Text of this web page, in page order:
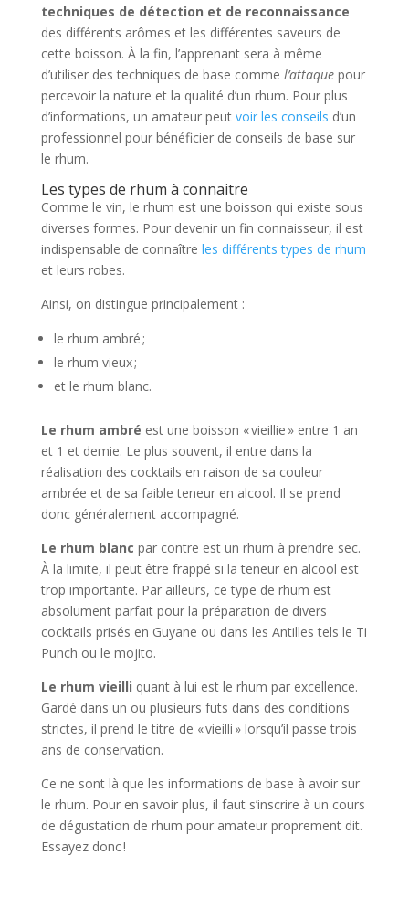
techniques de détection et de reconnaissance
des différents arômes et les différentes saveurs de
cette boisson. À la fin, l’apprenant sera à même
d’utiliser des techniques de base comme l’attaquepour
percevoir la nature et la qualité d’un rhum. Pour plus
d’informations, un amateur peut voir les conseils d’un
professionnel pour bénéficier de conseils de base sur
le rhum.
Les types de rhum à connaitre
Comme le vin, le rhum est une boisson qui existe sous
diverses formes. Pour devenir un fin connaisseur, il est
indispensable de connaître les différents types de rhum
et leurs robes.
Ainsi, on distingue principalement :
le rhum ambré ;
le rhum vieux ;
et le rhum blanc.
Le rhum ambré est une boisson « vieillie » entre 1 an
et 1 et demie. Le plus souvent, il entre dans la
réalisation des cocktails en raison de sa couleur
ambrée et de sa faible teneur en alcool. Il se prend
donc généralement accompagné.
Le rhum blanc par contre est un rhum à prendre sec.
À la limite, il peut être frappé si la teneur en alcool est
trop importante. Par ailleurs, ce type de rhum est
absolument parfait pour la préparation de divers
cocktails prisés en Guyane ou dans les Antilles tels le Ti
Punch ou le mojito.
Le rhum vieilli quant à lui est le rhum par excellence.
Gardé dans un ou plusieurs futs dans des conditions
strictes, il prend le titre de « vieilli » lorsqu’il passe trois
ans de conservation.
Ce ne sont là que les informations de base à avoir sur
le rhum. Pour en savoir plus, il faut s’inscrire à un cours
de dégustation de rhum pour amateur proprement dit.
Essayez donc !